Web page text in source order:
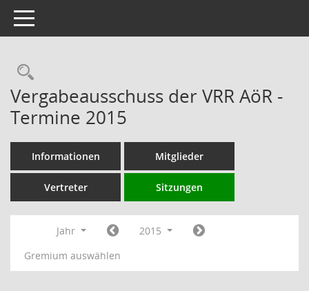
Toggle navigation
Rechercheauswahl
Vergabeausschuss der VRR AöR -
Termine 2015
Informationen Mitglieder
Vertreter Sitzungen
Jahr
2015
Gremium auswählen